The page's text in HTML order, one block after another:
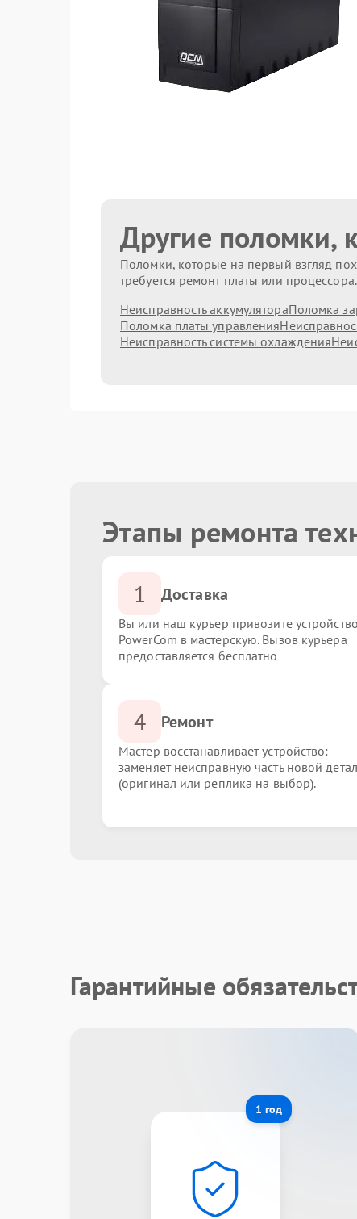
Другие поломки,
Поломки, которые на первый взгляд
требуется ремонт платы или процессора.
Неисправность аккумулятораПоломка
Поломка платы управления
Неисправность системы охлаждения
Этапы ремонта
1 Доставка
Вы или наш курьер привозите устройство
PowerCom в мастерскую. Вызов курьера
предоставляется бесплатно
4 Ремонт
Мастер восстанавливает устройство:
заменяет неисправную часть новой
(оригинал или реплика на выбор).
Гарантийные
1 год